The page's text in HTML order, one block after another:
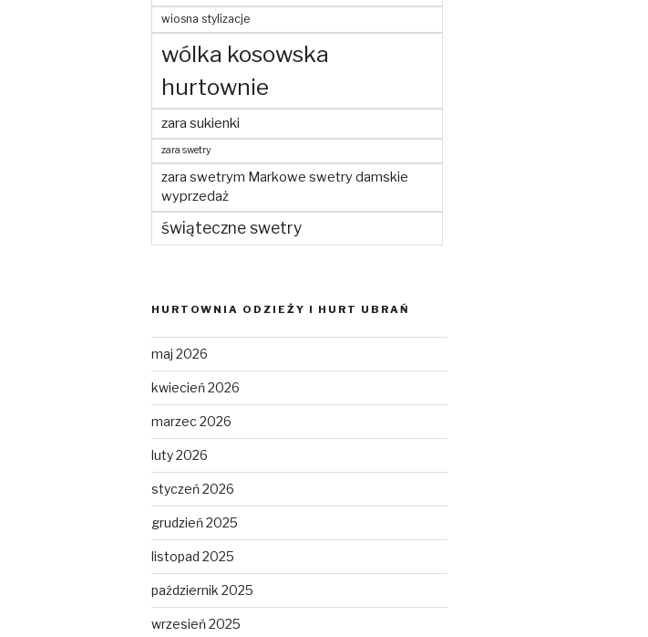
wiosna stylizacje
wólka kosowska
hurtownie
zara sukienki
zara swetry
zara swetrym Markowe swetry damskie
wyprzedaż
świąteczne swetry
HURTOWNIA ODZIEŻY I HURT UBRAŃ
maj 2026
kwiecień 2026
marzec 2026
luty 2026
styczeń 2026
grudzień 2025
listopad 2025
październik 2025
wrzesień 2025